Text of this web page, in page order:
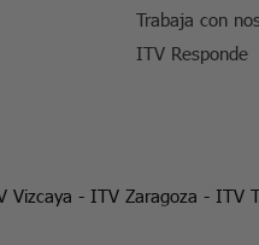
Trabaja con
ITV Responde
Vizcaya - ITV Zaragoza - ITV